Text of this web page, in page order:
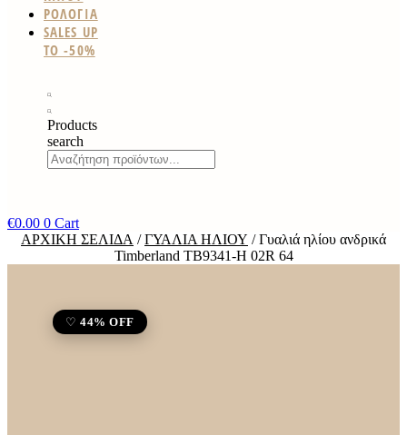
ΡΟΛΟΓΙΑ
SALES UP
TO -50%
Products
search
€0.00 0 Cart
ΑΡΧΙΚΉ ΣΕΛΊΔΑ /ΓΥΑΛΙΆ ΗΛΊΟΥ / Γυαλιά ηλίου ανδρικά
Timberland TB9341-H 02R 64
44% OFF